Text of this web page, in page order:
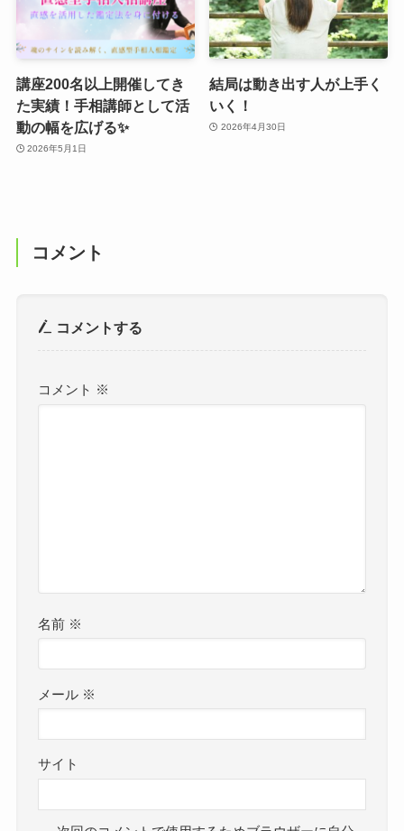
講座200名以上開催してき
た実績！手相講師として活
動の幅を広げる✨
2026年5月1日
結局は動き出す人が上手く
いく！
2026年4月30日
コメント
コメントする
コメント ※
名前 ※
メール ※
サイト